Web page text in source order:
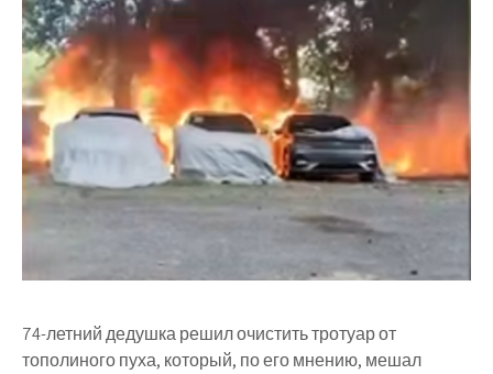
74-летний дедушка решил очистить тротуар от
тополиного пуха, который, по его мнению, мешал